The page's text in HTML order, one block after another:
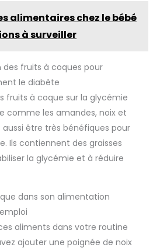
alimentaires chez le bébé
à surveiller
fruits à coques pour
le diabète
fruits à coque sur la glycémie
comme les amandes, noix et
être très bénéfiques pour
Ils contiennent des graisses
la glycémie et à réduire
dans son alimentation
aliments dans votre routine
ajouter une poignée de noix